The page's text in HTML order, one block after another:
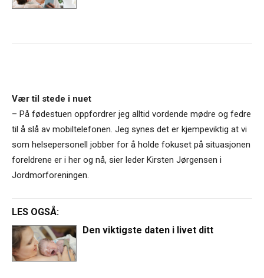
Vær til stede i nuet
– På fødestuen oppfordrer jeg alltid vordende mødre og fedre
til å slå av mobiltelefonen. Jeg synes det er kjempeviktig at vi
som helsepersonell jobber for å holde fokuset på situasjonen
foreldrene er i her og nå, sier leder Kirsten Jørgensen i
Jordmorforeningen.
LES OGSÅ:
Den viktigste daten i livet ditt